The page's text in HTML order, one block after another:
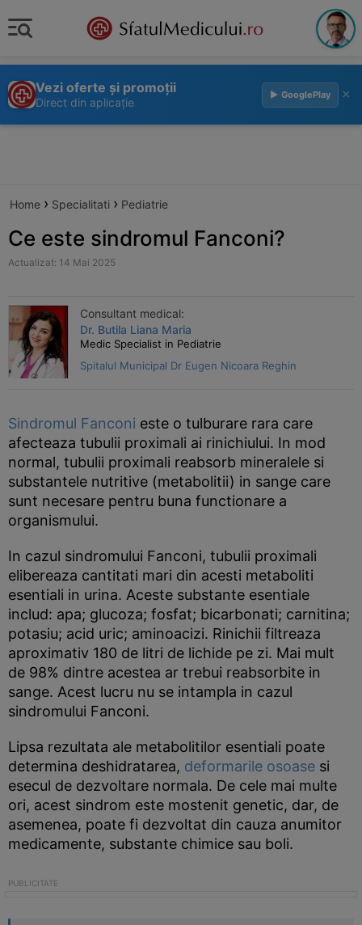
Vezi oferte și promoții
Direct din aplicație
▶ GooglePlay ×
Home › Specialitati › Pediatrie
Ce este sindromul Fanconi?
Actualizat: 14 Mai 2025
Consultant medical:
Dr. Butila Liana Maria
Medic Specialist in Pediatrie
Spitalul Municipal Dr Eugen Nicoara Reghin
Sindromul Fanconi este o tulburare rara care
afecteaza tubulii proximali ai rinichiului. In mod
normal, tubulii proximali reabsorb mineralele si
substantele nutritive (metabolitii) in sange care
sunt necesare pentru buna functionare a
organismului.
In cazul sindromului Fanconi, tubulii proximali
elibereaza cantitati mari din acesti metaboliti
esentiali in urina. Aceste substante esentiale
includ: apa; glucoza; fosfat; bicarbonati; carnitina;
potasiu; acid uric; aminoacizi. Rinichii filtreaza
aproximativ 180 de litri de lichide pe zi. Mai mult
de 98% dintre acestea ar trebui reabsorbite in
sange. Acest lucru nu se intampla in cazul
sindromului Fanconi.
Lipsa rezultata ale metabolitilor esentiali poate
determina deshidratarea, deformarile osoase si
esecul de dezvoltare normala. De cele mai multe
ori, acest sindrom este mostenit genetic, dar, de
asemenea, poate fi dezvoltat din cauza anumitor
medicamente, substante chimice sau boli.